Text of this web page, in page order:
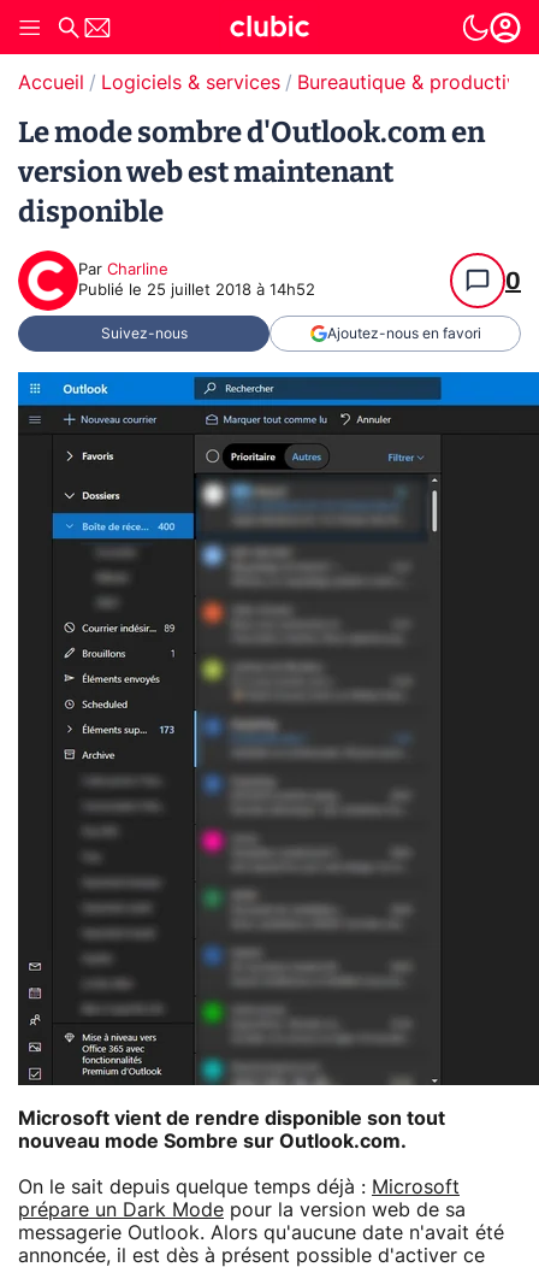
Accueil Logiciels & services Bureautique & productivité
Le mode sombre d'Outlook.com en
version web est maintenant
disponible
Par Charline
Publié le 25 juillet 2018 à 14h52 0
Suivez-nous Ajoutez-nous en favori
Microsoft vient de rendre disponible son tout
nouveau mode Sombre sur Outlook.com.
On le sait depuis quelque temps déjà : Microsoft
prépare un Dark Mode pour la version web de sa
messagerie Outlook. Alors qu'aucune date n'avait été
annoncée, il est dès à présent possible d'activer ce